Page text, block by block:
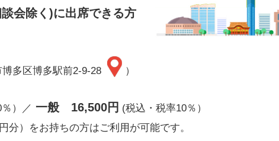
会除く)に出席できる方
多区博多駅前2-9-28 ）
％）／ 一般 16,500円 (税込・税率10％）
分）をお持ちの方はご利用が可能です。